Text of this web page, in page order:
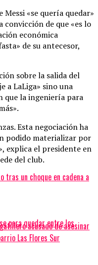
«se quería quedar»
convicción de que «es lo
económica
de su antecesor,
sobre la salida del
a LaLiga» sino una
que la ingeniería para
Esta negociación ha
podido materializar por
explica el presidente en
del club.
para quedar entre los
tras un choque en cadena a
acusado de asesinar
Las Flores Sur